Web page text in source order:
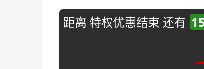
距离 特权优惠结束 还有 15